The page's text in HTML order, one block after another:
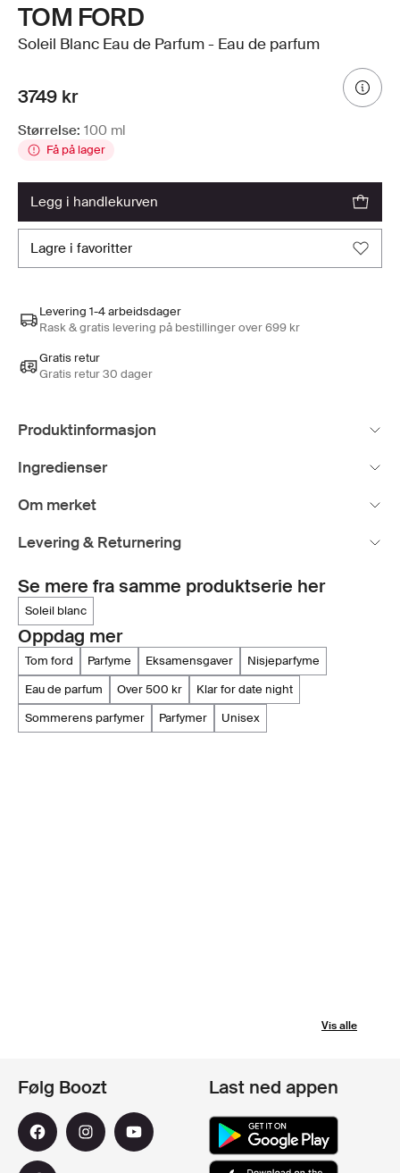
TOM FORD
Soleil Blanc Eau de Parfum - Eau de parfum
3749 kr
Størrelse: 100 ml
Få på lager
legg i handlekurven
lagre i favoritter
Levering 1-4 arbeidsdager
Rask & gratis levering på bestillinger over 699 kr
Gratis retur
Gratis retur 30 dager
Produktinformasjon
Ingredienser
Om merket
Levering & Returnering
Se mere fra samme produktserie her
soleil blanc
Oppdag mer
tom ford parfyme eksamensgaver
nisjeparfyme
eau de parfum
over 500 kr
klar for date night
sommerens parfymer
parfymer unisex
Vis alle
Følg Boozt Last ned appen